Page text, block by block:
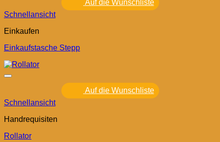
Auf die Wunschliste
Schnellansicht
Einkaufen
Einkaufstasche Stepp
Auf die Wunschliste
Schnellansicht
Handrequisiten
Rollator